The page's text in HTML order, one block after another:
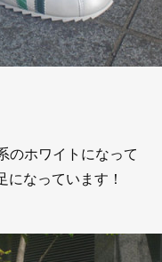
のホワイトになって
なっています！